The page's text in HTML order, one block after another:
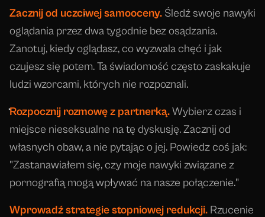
Zacznij od uczciwej samooceny. Śledź swoje nawyki
oglądania przez dwa tygodnie bez osądzania.
Zanotuj, kiedy oglądasz, co wyzwala chęć i jak
czujesz się potem. Ta świadomość często zaskakuje
ludzi wzorcami, których nie rozpoznali.
Rozpocznij rozmowę z partnerką.Wybierz czas i
miejsce nieseksualne na tę dyskusję. Zacznij od
własnych obaw, a nie pytając o jej. Powiedz coś jak:
"Zastanawiałem się, czy moje nawyki związane z
pornografią mogą wpływać na nasze połączenie."
Wprowadź strategie stopniowej redukcji. Rzucenie